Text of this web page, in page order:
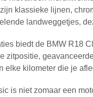
klassieke lijnen,
landweggetjes,
biedt de BMW R18
zitpositie,
elke kilometer die je
is niet zomaar een